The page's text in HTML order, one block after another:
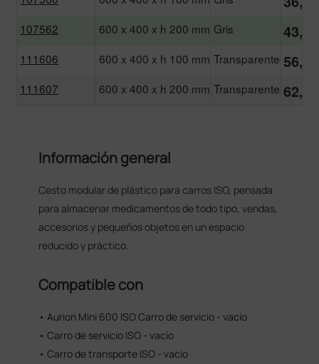
107562 600 x 400 x h 200 mm Gris
111606 600 x 400 x h 100 mm Transparente
111607 600 x 400 x h 200 mm Transparente
Información general
Cesto modular de plástico para carros ISO, pensada
para almacenar medicamentos de todo tipo, vendas,
accesorios y pequeños objetos en un espacio
reducido y práctico.
Compatible con
• Aurion Mini 600 ISO Carro de servicio - vacío
• Carro de servicio ISO - vacío
• Carro de transporte ISO - vacío